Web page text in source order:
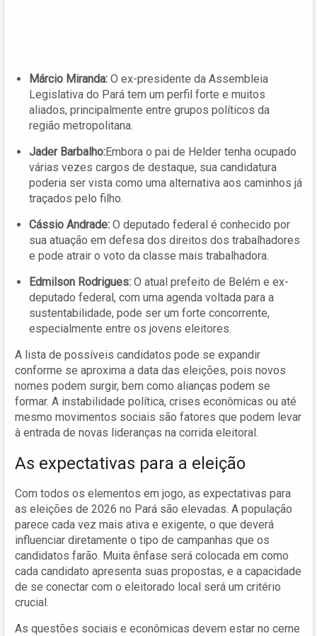
Márcio Miranda: O ex-presidente da Assembleia
Legislativa do Pará tem um perfil forte e muitos
aliados, principalmente entre grupos políticos da
região metropolitana.
Jader Barbalho:Embora o pai de Helder tenha ocupado
várias vezes cargos de destaque, sua candidatura
poderia ser vista como uma alternativa aos caminhos já
traçados pelo filho.
Cássio Andrade: O deputado federal é conhecido por
sua atuação em defesa dos direitos dos trabalhadores
e pode atrair o voto da classe mais trabalhadora.
Edmilson Rodrigues: O atual prefeito de Belém e ex-
deputado federal, com uma agenda voltada para a
sustentabilidade, pode ser um forte concorrente,
especialmente entre os jovens eleitores.
A lista de possíveis candidatos pode se expandir
conforme se aproxima a data das eleições, pois novos
nomes podem surgir, bem como alianças podem se
formar. A instabilidade política, crises econômicas ou até
mesmo movimentos sociais são fatores que podem levar
à entrada de novas lideranças na corrida eleitoral.
As expectativas para a eleição
Com todos os elementos em jogo, as expectativas para
as eleições de 2026 no Pará são elevadas. A população
parece cada vez mais ativa e exigente, o que deverá
influenciar diretamente o tipo de campanhas que os
candidatos farão. Muita ênfase será colocada em como
cada candidato apresenta suas propostas, e a capacidade
de se conectar com o eleitorado local será um critério
crucial.
As questões sociais e econômicas devem estar no cerne